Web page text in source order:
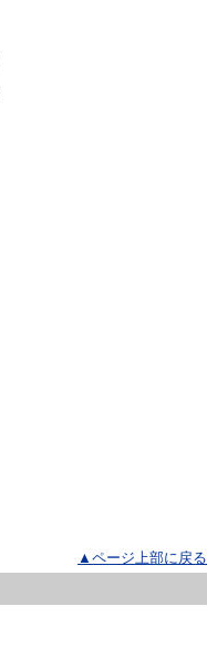
▲ページ上部に戻る